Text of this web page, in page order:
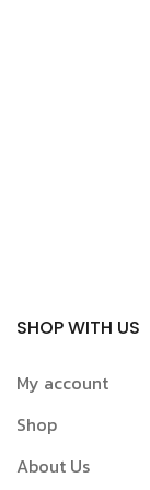
SHOP WITH US
My account
Shop
About Us